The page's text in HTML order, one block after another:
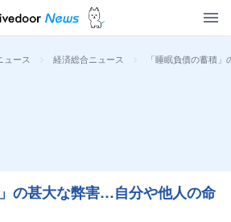
ュース > 経済総合ニュース > 「睡眠負債の蓄積
の甚大な弊害…自分や他人の命